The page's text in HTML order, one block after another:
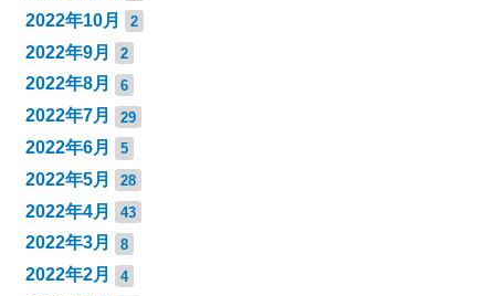
2022年10月 2
2022年9月 2
2022年8月 6
2022年7月 29
2022年6月 5
2022年5月 28
2022年4月 43
2022年3月 8
2022年2月 4